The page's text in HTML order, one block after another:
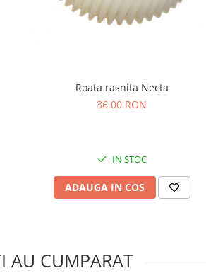
Roata rasnita Necta
36,00 RON
IN STOC
ADAUGA IN COS
AU CUMPARAT